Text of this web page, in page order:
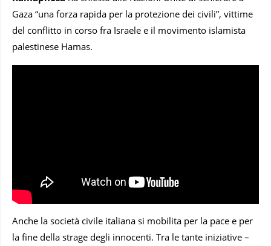
Gaza “una forza rapida per la protezione dei civili”, vittime
del conflitto in corso fra Israele e il movimento islamista
palestinese Hamas.
Anche la società civile italiana si mobilita per la pace e per
la fine della strage degli innocenti. Tra le tante iniziative –